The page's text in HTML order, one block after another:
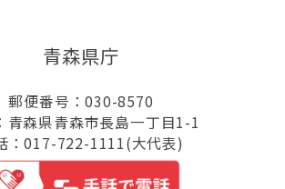
青森県庁
郵便番号：030-8570
青森県青森市長島一丁目1-1
：017-722-1111(大代表)